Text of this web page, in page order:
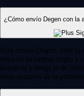
¿Cómo envío Degen con la
Para enviar Degen, abre la
entra en tu cartera cripto y
transferir y luego la de
otros usuarios de la